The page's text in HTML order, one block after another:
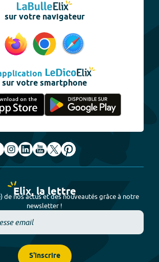
sur votre navigateur
sur votre smartphone
Elix, la lettre
de nos actus et des nouveautés grâce à notre
newsletter !
S'inscrire